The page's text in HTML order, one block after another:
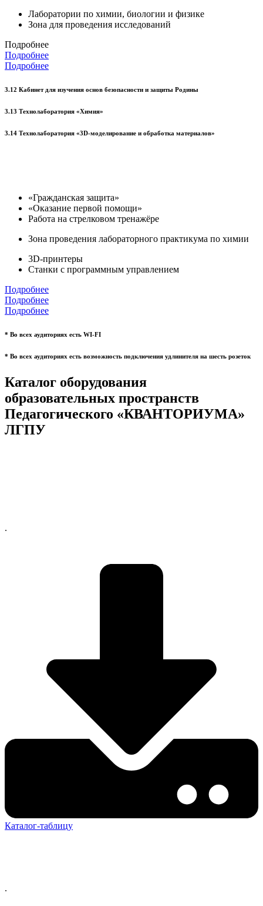
Лаборатории по химии, биологии и физике
Зона для проведения исследований
Подробнее
Подробнее
Подробнее
3.12 Кабинет для изучения основ безопасности и защиты Родины
3.13 Технолаборатория «Химия»
3.14 Технолаборатория «3D-моделирование и обработка материалов»
«Гражданская защита»
«Оказание первой помощи»
Работа на стрелковом тренажёре
Зона проведения лабораторного практикума по химии
3D-принтеры
Станки с программным управлением
Подробнее
Подробнее
Подробнее
* Во всех аудиториях есть WI-FI
* Во всех аудиториях есть возможность подключения удлинителя на шесть розеток
Каталог оборудования
образовательных пространств
Педагогического «КВАНТОРИУМА»
ЛГПУ
.
Каталог-таблицу
.